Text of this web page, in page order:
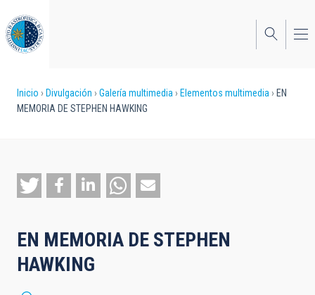
al
contenido
principal
Sobrescribir
ayuda
a
navegación
Inicio Divulgación Galería multimedia Elementos multimedia
EN
MEMORIA DE STEPHEN HAWKING
EN MEMORIA DE STEPHEN
HAWKING